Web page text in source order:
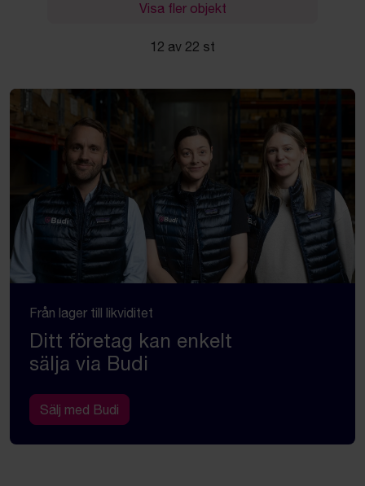
Visa fler objekt
12 av 22 st
Från lager till likviditet
Ditt företag kan enkelt
sälja via Budi
Sälj med Budi